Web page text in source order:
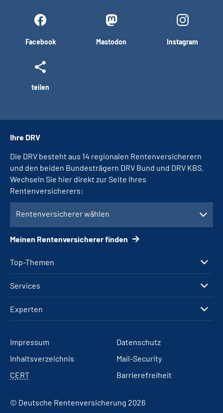
Facebook Mastodon Instagram
teilen
Top-Themen
Services
Experten
Ihre DRV
Die DRV besteht aus 14 regionalen Rentenversicherern
und den beiden Bundesträgern DRV Bund und DRV KBS.
Wechseln Sie hier direkt zur Seite Ihres
Rentenversicherers:
Rentenversicherer wählen
Meinen Rentenversicherer finden
Impressum
Datenschutz
Inhaltsverzeichnis
Mail-Security
CERT
Barrierefreiheit
© Deutsche Rentenversicherung 2026